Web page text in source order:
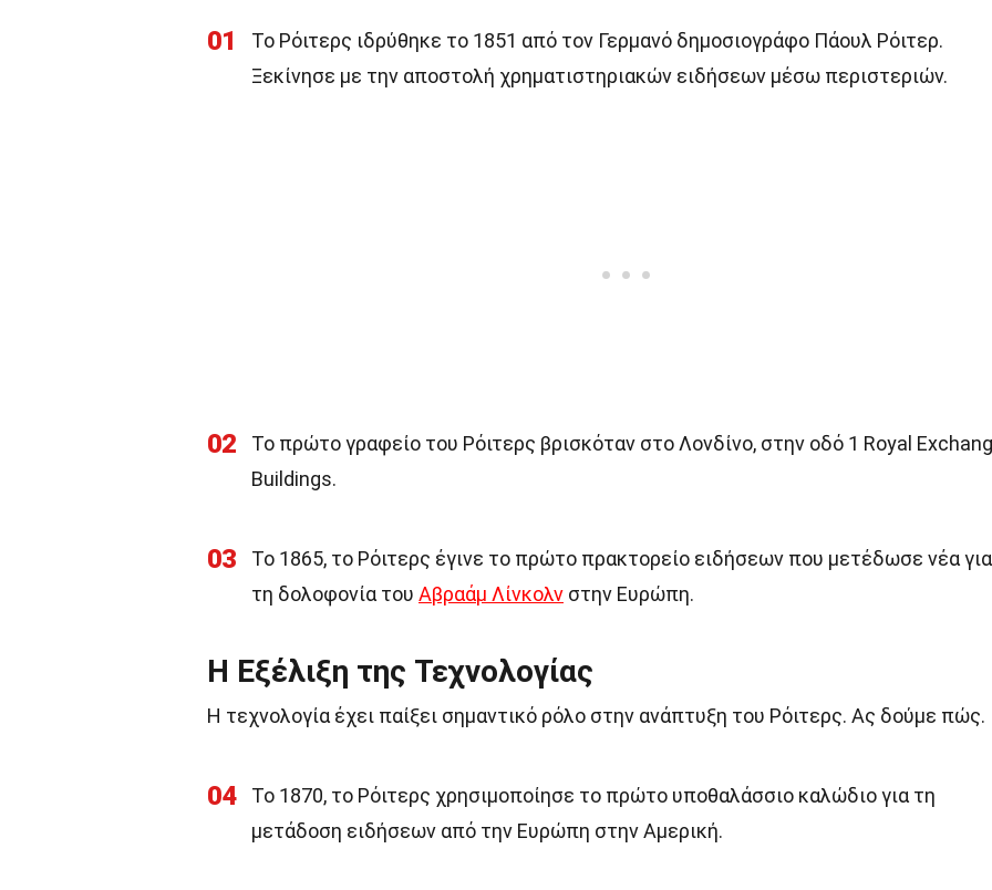
01
Το Ρόιτερς ιδρύθηκε το 1851 από τον Γερμανό δημοσιογράφο Πάουλ Ρόιτερ.
Ξεκίνησε με την αποστολή χρηματιστηριακών ειδήσεων μέσω περιστεριών.
02
Το πρώτο γραφείο του Ρόιτερς βρισκόταν στο Λονδίνο, στην οδό 1 Royal
Buildings.
03
Το 1865, το Ρόιτερς έγινε το πρώτο πρακτορείο ειδήσεων που μετέδωσε νέα για
τη δολοφονία του Αβραάμ Λίνκολν στην Ευρώπη.
Η Εξέλιξη της Τεχνολογίας
Η τεχνολογία έχει παίξει σημαντικό ρόλο στην ανάπτυξη του Ρόιτερς. Ας δούμε πώς.
04
Το 1870, το Ρόιτερς χρησιμοποίησε το πρώτο υποθαλάσσιο καλώδιο για τη
μετάδοση ειδήσεων από την Ευρώπη στην Αμερική.